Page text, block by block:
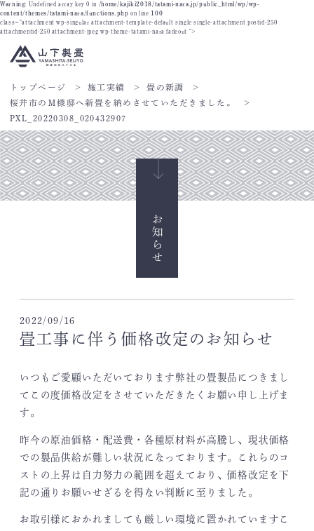
Warning: Undefined array key 0 in /home/kajiki2018/tatami-nara.jp/public_html/wp/wp-
content/themes/tatami-nara/functions.php on line 100
class="attachment wp-singular attachment-template-default single single-attachment postid-250
attachmentid-250 attachment-jpeg wp-theme-tatami-nara fadeout ">
トップページ 施工実績
畳の新調
桜井市のＭ様邸へ新畳を納めさせていただきました。
PXL_20220308_020432907
お知らせ
2022/09/16
畳工事に伴う価格改定のお知らせ
いつもご愛顧いただいております弊社の畳製品につきまし
てこの度価格改定をさせていただきたくお願い申し上げま
す。
昨今の原油価格・配送費・各種原材料が高騰し、現状価格
での製品供給が難しい状況になっております。これらのコ
ストの上昇は自力努力の範囲を超えており、価格改定を下
記の通りお願いせざるを得ない判断に至りました。
お取引様におかれましても厳しい環境に置かれていますこ